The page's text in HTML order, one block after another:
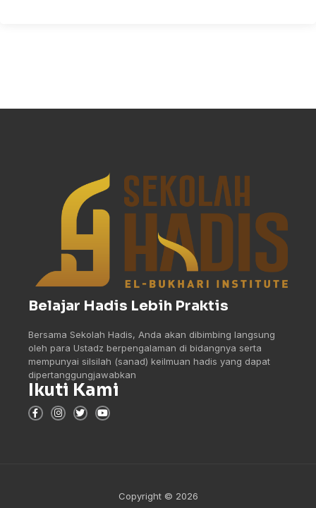
Belajar Hadis Lebih Praktis
Bersama Sekolah Hadis, Anda akan dibimbing langsung
oleh para Ustadz berpengalaman di bidangnya serta
mempunyai silsilah (sanad) keilmuan hadis yang dapat
dipertanggungjawabkan
Ikuti Kami
Copyright © 2026